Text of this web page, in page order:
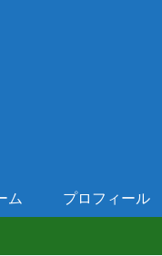
ム プロフィール